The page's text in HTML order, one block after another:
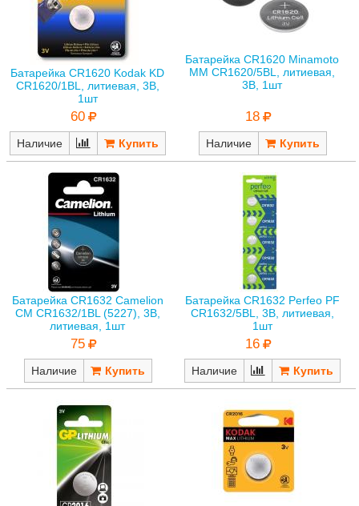
Батарейка CR1620 Kodak KD
CR1620/1BL, литиевая, 3В,
1шт
60
Наличие
Батарейка CR1620 Minamoto
MM CR1620/5BL, литиевая,
3В, 1шт
18
Наличие
Батарейка CR1632 Camelion
CM CR1632/1BL (5227), 3В,
литиевая, 1шт
75
Наличие
Батарейка CR1632 Perfeo PF
CR1632/5BL, 3В, литиевая,
1шт
16
Наличие